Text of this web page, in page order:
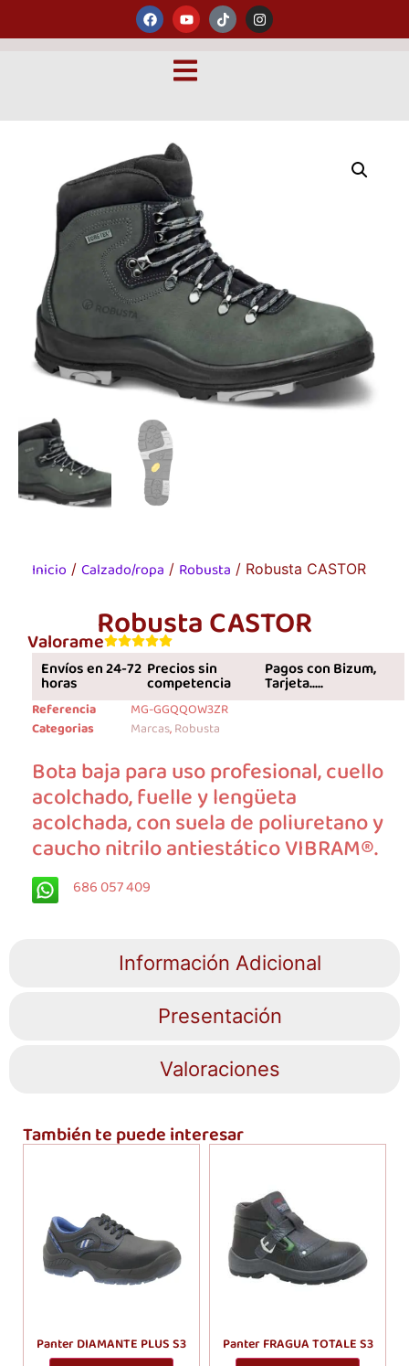
Inicio / Calzado/ropa / Robusta / Robusta CASTOR
Robusta CASTOR
Valorame
Envíos en 24-72
horas
Precios sin
competencia
Pagos con Bizum,
Tarjeta.....
Referencia
MG-GGQQOW3ZR
Categorias
Marcas,Robusta
Bota baja para uso profesional, cuello
acolchado, fuelle y lengüeta
acolchada, con suela de poliuretano y
caucho nitrilo antiestático VIBRAM®.
686 057 409
Información Adicional
Presentación
Valoraciones
También te puede interesar
Panter DIAMANTE PLUS S3 Panter FRAGUA TOTALE S3